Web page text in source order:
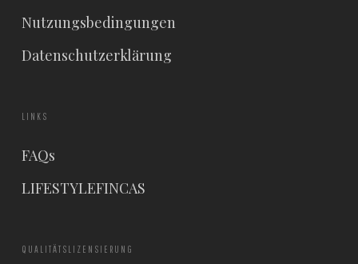
Nutzungsbedingungen
Datenschutzerklärung
LINKS
FAQs
LIFESTYLEFINCAS
QUALITÄTSLIZENSIERUNG